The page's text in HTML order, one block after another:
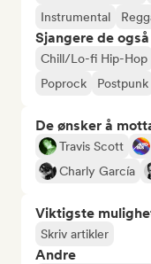
Instrumental
Sjangere de
Chill/Lo-fi Hip-Hop
Poprock
Postpunk
De ønsker å
Travis Scott
Charly García
Viktigste
Skriv artikler
Andre